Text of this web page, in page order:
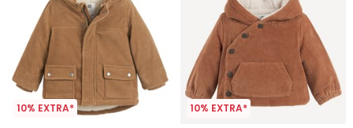
10% EXTRA* 10% EXTRA*